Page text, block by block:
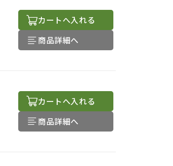
カートへ入れる
商品詳細へ
カートへ入れる
商品詳細へ